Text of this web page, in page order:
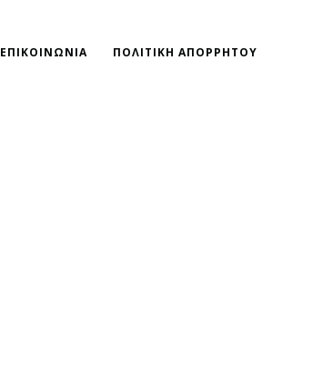
ΕΠΙΚΟΙΝΩΝΙΑ ΠΟΛΙΤΙΚΗ ΑΠΟΡΡΗΤΟΥ